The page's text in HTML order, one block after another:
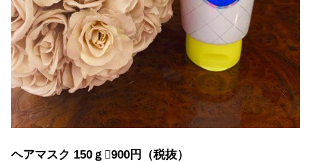
ヘアマスク 150ｇ900円（税抜）